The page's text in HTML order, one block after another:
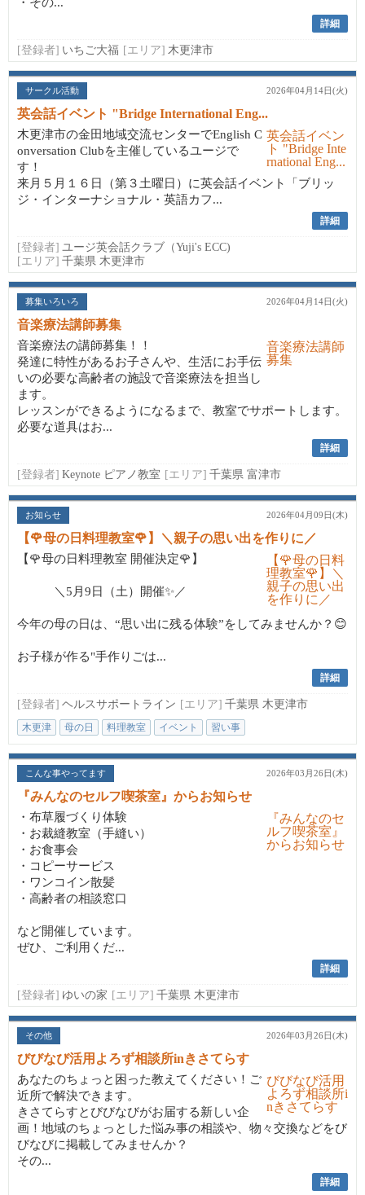
詳細
[登録者] いちご大福 [エリア] 木更津市
サークル活動 2026年04月14日(火)
英会話イベント "Bridge International Eng...
木更津市の金田地域交流センターでEnglish C
onversation Clubを主催しているユージで
す！
来月５月１６日（第３土曜日）に英会話イベント「ブリッ
ジ・インターナショナル・英語カフ...
詳細
[登録者] ユージ英会話クラブ（Yuji's ECC)
[エリア] 千葉県 木更津市
募集いろいろ 2026年04月14日(火)
音楽療法講師募集
音楽療法の講師募集！！
発達に特性があるお子さんや、生活にお手伝
いの必要な高齢者の施設で音楽療法を担当し
ます。
レッスンができるようになるまで、教室でサポートします。
必要な道具はお...
詳細
[登録者] Keynote ピアノ教室 [エリア] 千葉県 富津市
お知らせ 2026年04月09日(木)
【🌹母の日料理教室🌹】＼親子の思い出を作りに／
【🌹母の日料理教室 開催決定🌹】
＼5月9日（土）開催✨／
今年の母の日は、“思い出に残る体験”をしてみませんか？😊
お子様が作る"手作りごは...
詳細
[登録者] ヘルスサポートライン [エリア] 千葉県 木更津市
木更津 母の日 料理教室 イベント 習い事
こんな事やってます 2026年03月26日(木)
『みんなのセルフ喫茶室』からお知らせ
・布草履づくり体験
・お裁縫教室（手縫い）
・お食事会
・コピーサービス
・ワンコイン散髪
・高齢者の相談窓口
など開催しています。
ぜひ、ご利用くだ...
詳細
[登録者] ゆいの家 [エリア] 千葉県 木更津市
その他 2026年03月26日(木)
びびなび活用よろず相談所inきさてらす
あなたのちょっと困った教えてください！ご
近所で解決できます。
きさてらすとびびなびがお届する新しい企
画！地域のちょっとした悩み事の相談や、物々交換などをび
びなびに掲載してみませんか？
その...
詳細